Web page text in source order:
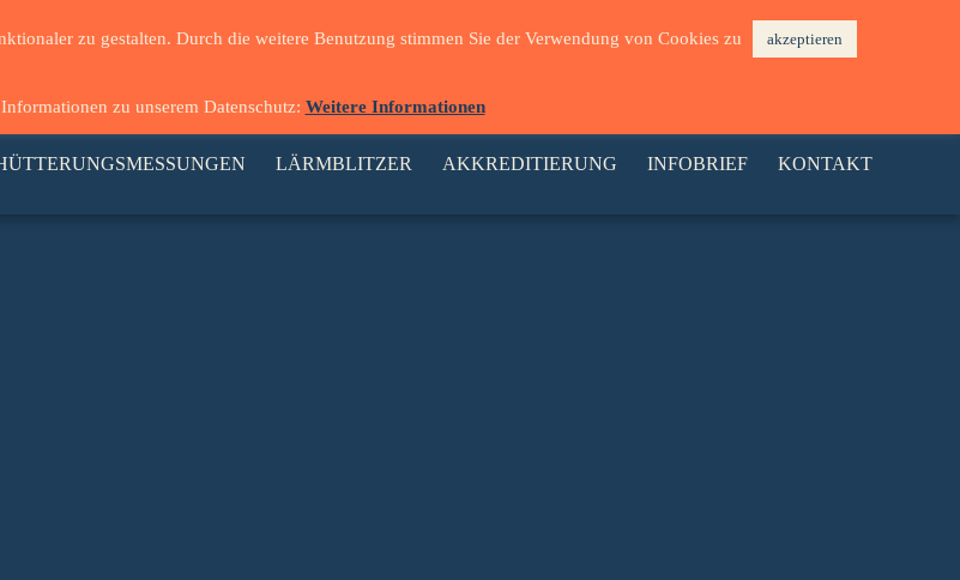
LÄRMBLITZER AKKREDITIERUNG INFOBRIEF KONTAKT
zu gestalten. Durch die weitere Benutzung stimmen Sie der Verwendung von Cookies zu akzeptieren
zu unserem Datenschutz: Weitere Informationen